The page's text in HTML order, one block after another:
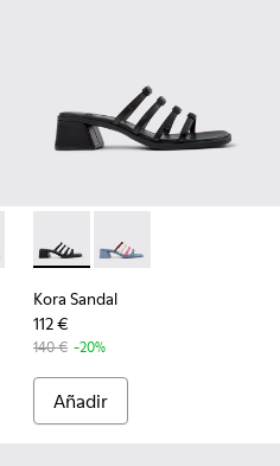
Sandalias de piel blancas para
006 - Sandalias de piel
K201739-005- K201739-001 -
Kora Sandal - K201911-001
Kora Sandal -
Kora Sandal
112 €
140 € -20%
Añadir